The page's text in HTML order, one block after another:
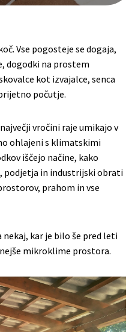
Vse pogosteje se dogaja,
dogodki na prostem
kot izvajalce, senca
počutje.
vročini raje umikajo v
ohlajeni s klimatskimi
iščejo načine, kako
in industrijski obrati
prahom in vse
kar je bilo še pred leti
mikroklime prostora.